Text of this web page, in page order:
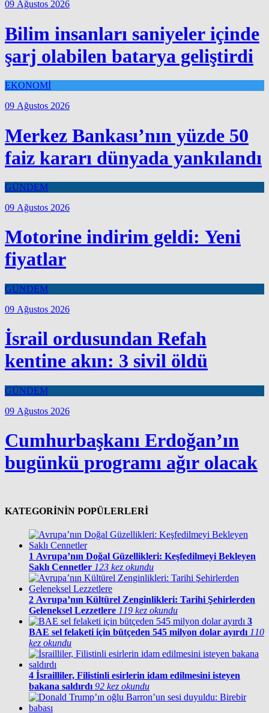
09 Ağustos 2026
Bilim insanları saniyeler içinde
şarj olabilen batarya geliştirdi
EKONOMİ
09 Ağustos 2026
Merkez Bankası’nın yüzde 50
faiz kararı dünyada yankılandı
GÜNDEM
09 Ağustos 2026
Motorine indirim geldi: Yeni
fiyatlar
GÜNDEM
09 Ağustos 2026
İsrail ordusundan Refah
kentine akın: 3 sivil öldü
GÜNDEM
09 Ağustos 2026
Cumhurbaşkanı Erdoğan’ın
bugünkü programı ağır olacak
KATEGORİNİN POPÜLERLERİ
1 Avrupa’nın Doğal Güzellikleri: Keşfedilmeyi Bekleyen
Saklı Cennetler 123 kez okundu
2 Avrupa’nın Kültürel Zenginlikleri: Tarihi Şehirlerden
Geleneksel Lezzetlere 119 kez okundu
3
BAE sel felaketi için bütçeden 545 milyon dolar ayırdı 110
kez okundu
4 İsrailliler, Filistinli esirlerin idam edilmesini isteyen
bakana saldırdı 92 kez okundu